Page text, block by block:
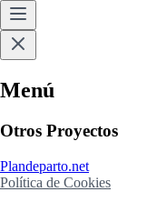
Menú
Otros Proyectos
Plandeparto.net
Política de Cookies